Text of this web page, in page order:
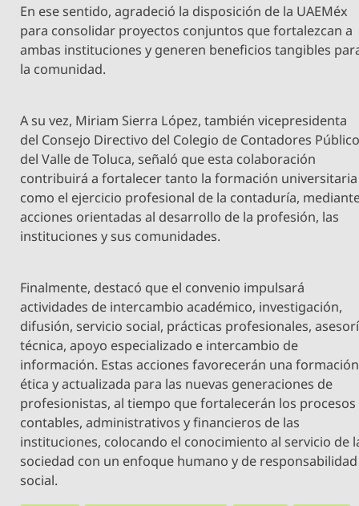
En ese sentido, agradeció la disposición de la UAEMéx
para consolidar proyectos conjuntos que fortalezcan a
ambas instituciones y generen beneficios tangibles
la comunidad.
A su vez, Miriam Sierra López, también vicepresidenta
del Consejo Directivo del Colegio de Contadores
del Valle de Toluca, señaló que esta colaboración
contribuirá a fortalecer tanto la formación universitaria
como el ejercicio profesional de la contaduría,
acciones orientadas al desarrollo de la profesión, las
instituciones y sus comunidades.
Finalmente, destacó que el convenio impulsará
actividades de intercambio académico, investigación,
difusión, servicio social, prácticas profesionales,
técnica, apoyo especializado e intercambio de
información. Estas acciones favorecerán una formación
ética y actualizada para las nuevas generaciones de
profesionistas, al tiempo que fortalecerán los procesos
contables, administrativos y financieros de las
instituciones, colocando el conocimiento al servicio de
sociedad con un enfoque humano y de responsabilidad
social.